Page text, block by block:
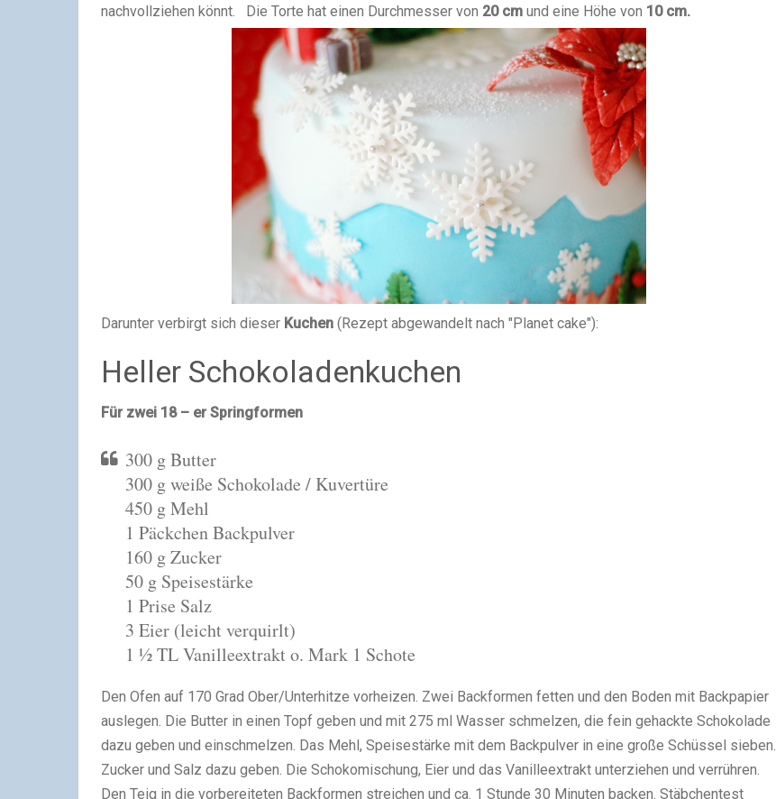
nachvollziehen könnt.
Die Torte hat einen Durchmesser von 20 cm und eine Höhe von 10 cm.
Darunter verbirgt sich dieser Kuchen (Rezept abgewandelt nach "Planet cake"):
Heller Schokoladenkuchen
Für zwei 18 – er Springformen
300 g Butter
300 g weiße Schokolade / Kuvertüre
450 g Mehl
1 Päckchen Backpulver
160 g Zucker
50 g Speisestärke
1 Prise Salz
3 Eier (leicht verquirlt)
1 ½ TL Vanilleextrakt o. Mark 1 Schote
Den Ofen auf 170 Grad Ober/Unterhitze vorheizen. Zwei Backformen fetten und den Boden mit Backpapier
auslegen. Die Butter in einen Topf geben und mit 275 ml Wasser schmelzen, die fein gehackte Schokolade
dazu geben und einschmelzen. Das Mehl, Speisestärke mit dem Backpulver in eine große Schüssel sieben.
Zucker und Salz dazu geben. Die Schokomischung, Eier und das Vanilleextrakt unterziehen und verrühren.
Den Teig in die vorbereiteten Backformen streichen und ca. 1 Stunde 30 Minuten backen. Stäbchentest